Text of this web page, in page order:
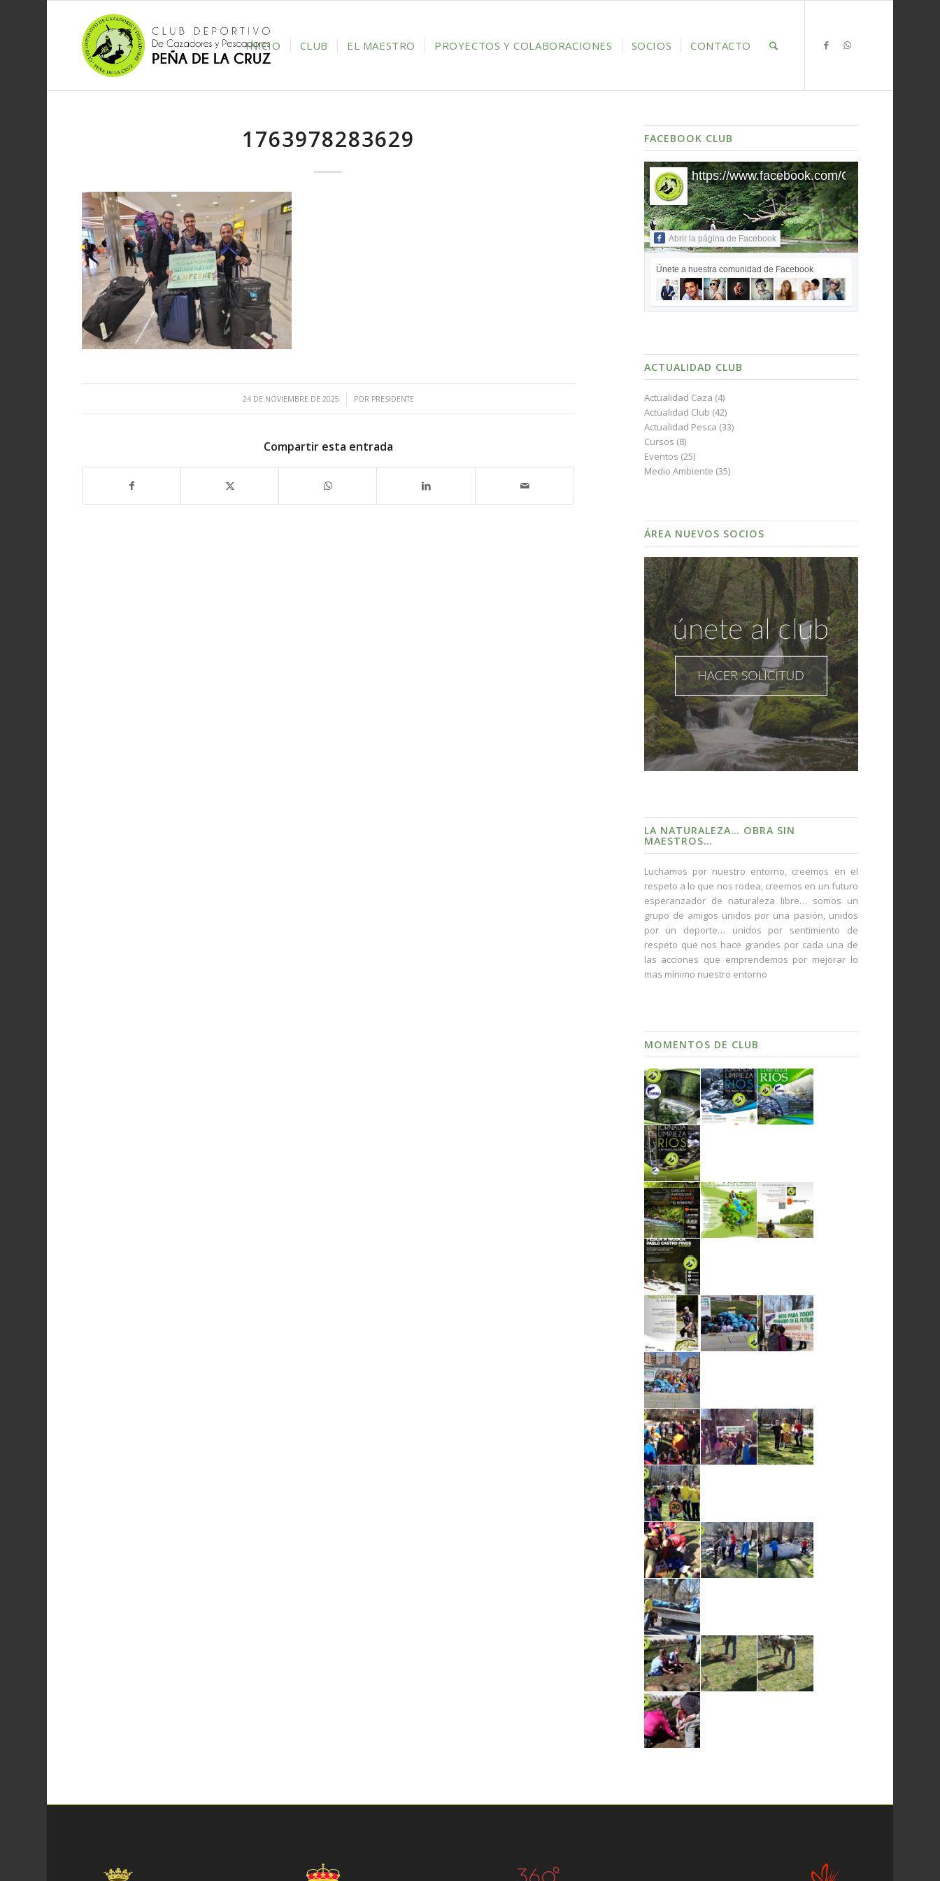
INICIO CLUB EL MAESTRO PROYECTOS Y COLABORACIONES SOCIOS CONTACTO
1763978283629
24 DE NOVIEMBRE DE 2025
/ POR PRESIDENTE
Compartir esta entrada
FACEBOOK CLUB
https://www.facebook.com/
Abrir la página de Facebook
Únete a nuestra comunidad de Facebook
ACTUALIDAD CLUB
Actualidad Caza (4)
Actualidad Club (42)
Actualidad Pesca (33)
Cursos (8)
Eventos (25)
Medio Ambiente (35)
ÁREA NUEVOS SOCIOS
LA NATURALEZA… OBRA SIN
MAESTROS…
Luchamos por nuestro entorno, creemos en el
respeto a lo que nos rodea, creemos en un futuro
esperanzador de naturaleza libre… somos un
grupo de amigos unidos por una pasión, unidos
por un deporte… unidos por sentimiento de
respeto que nos hace grandes por cada una de
las acciones que emprendemos por mejorar lo
mas mínimo nuestro entorno
MOMENTOS DE CLUB